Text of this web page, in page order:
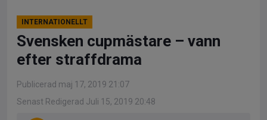
INTERNATIONELLT
Svensken cupmästare – vann
efter straffdrama
Publicerad maj 17, 2019 21:07
Senast Redigerad Juli 15, 2019 20:48